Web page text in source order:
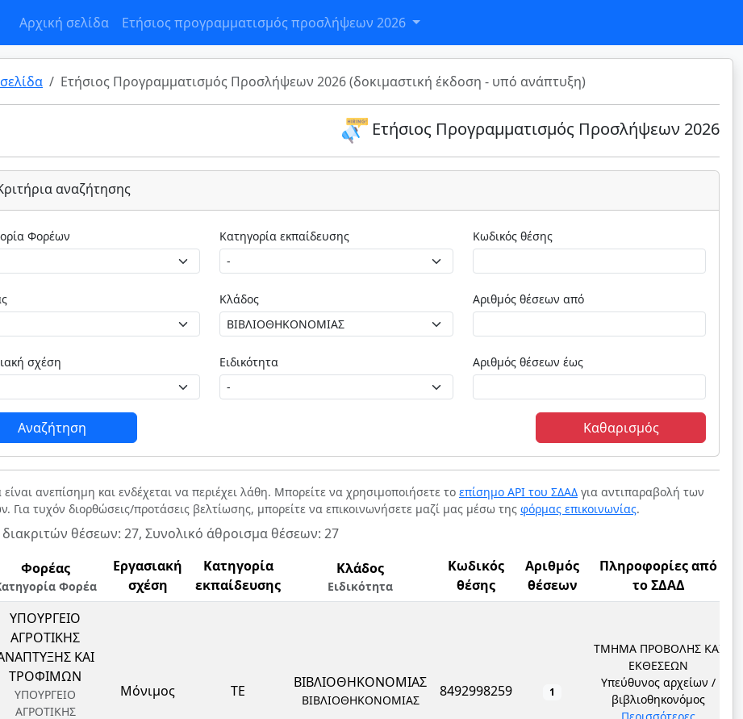
Αρχική σελίδα Ετήσιος προγραμματισμός προσλήψεων 2026
Ετήσιος Προγραμματισμός Προσλήψεων 2026 (δοκιμαστική έκδοση - υπό ανάπτυξη)
Ετήσιος Προγραμματισμός Προσλήψεων 2026
αναζήτησης
Κατηγορία Φορέων
Εργασιακή σχέση
Κατηγορία εκπαίδευσης
Κλάδος
Ειδικότητα
Κωδικός θέσης
Αριθμός θέσεων από
Αριθμός θέσεων έως
Αναζήτηση Καθαρισμός
είναι ανεπίσημη και ενδέχεται να περιέχει λάθη. Μπορείτε να χρησιμοποιήσετε το επίσημο API του ΣΔΑΔ για αντιπαραβολή των
Για τυχόν διορθώσεις/προτάσεις βελτίωσης, μπορείτε να επικοινωνήσετε μαζί μας μέσω της φόρμας επικοινωνίας.
θέσεων: 27, Συνολικό άθροισμα θέσεων: 27
Φορέας
Φορέα
Εργασιακή
σχέση
Κατηγορία
εκπαίδευσης
Κλάδος
Ειδικότητα
Κωδικός
θέσης
Αριθμός
θέσεων
Πληροφορίες από
το ΣΔΑΔ
ΥΠΟΥΡΓΕΙΟ
ΑΓΡΟΤΙΚΗΣ
ΚΑΙ
ΤΡΟΦΙΜΩΝ
ΥΠΟΥΡΓΕΙΟ
ΑΓΡΟΤΙΚΗΣ
Μόνιμος ΤΕ ΒΙΒΛΙΟΘΗΚΟΝΟΜΙΑΣ
ΒΙΒΛΙΟΘΗΚΟΝΟΜΙΑΣ
8492998259 1
ΤΜΗΜΑ ΠΡΟΒΟΛΗΣ ΚΑΙ
ΕΚΘΕΣΕΩΝ
Υπεύθυνος αρχείων /
βιβλιοθηκονόμος